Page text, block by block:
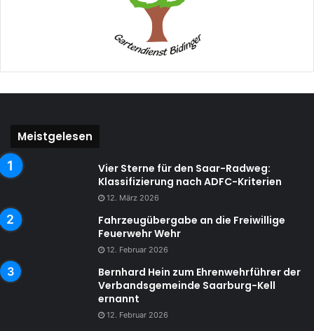
Meistgelesen
Vier Sterne für den Saar-Radweg:
Klassifizierung nach ADFC-Kriterien
12. März 2026
Fahrzeugübergabe an die Freiwillige
Feuerwehr Wehr
12. Februar 2026
Bernhard Hein zum Ehrenwehrführer der
Verbandsgemeinde Saarburg-Kell
ernannt
12. Februar 2026